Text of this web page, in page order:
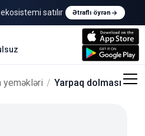
satılır Ətraflı öyrən
yeməkləri / Yarpaq dolması